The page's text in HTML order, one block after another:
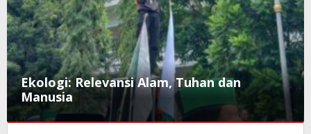
Ekologi: Relevansi Alam, Tuhan dan
Manusia